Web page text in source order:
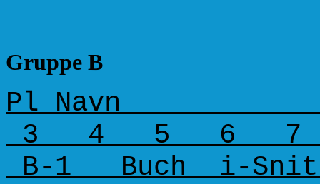
Gruppe B
Pl
3 4 5 6 7 8
B-1 Buch i-